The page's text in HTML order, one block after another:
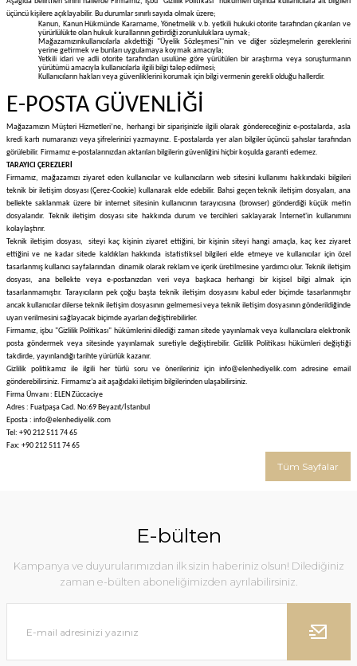
üçüncü kişilere açıklayabilir. Bu durumlar sınırlı sayıda olmak üzere;
Kanun, Kanun Hükmünde Kararname, Yönetmelik v.b. yetkili hukuki otorite tarafından çıkarılan ve
yürürlülükte olan hukuk kurallarının getirdiği zorunluluklara uymak;
Mağazamızınkullanıcılarla akdettiği "Üyelik Sözleşmesi"'nin ve diğer sözleşmelerin gereklerini
yerine getirmek ve bunları uygulamaya koymak amacıyla;
Yetkili idari ve adli otorite tarafından usulüne göre yürütülen bir araştırma veya soruşturmanın
yürütümü amacıyla kullanıcılarla ilgili bilgi talep edilmesi;
Kullanıcıların hakları veya güvenliklerini korumak için bilgi vermenin gerekli olduğu hallerdir.
E-POSTA GÜVENLİĞİ
Mağazamızın Müşteri Hizmetleri’ne, herhangi bir siparişinizle ilgili olarak göndereceğiniz e-postalarda, asla
kredi kartı numaranızı veya şifrelerinizi yazmayınız. E-postalarda yer alan bilgiler üçüncü şahıslar tarafından
görülebilir. Firmamız e-postalarınızdan aktarılan bilgilerin güvenliğini hiçbir koşulda garanti edemez.
TARAYICI ÇEREZLERİ
Firmamız, mağazamızı ziyaret eden kullanıcılar ve kullanıcıların web sitesini kullanımı hakkındaki bilgileri
teknik bir iletişim dosyası (Çerez-Cookie) kullanarak elde edebilir. Bahsi geçen teknik iletişim dosyaları, ana
bellekte saklanmak üzere bir internet sitesinin kullanıcının tarayıcısına (browser) gönderdiği küçük metin
dosyalarıdır. Teknik iletişim dosyası site hakkında durum ve tercihleri saklayarak İnternet'in kullanımını
kolaylaştırır.
Teknik iletişim dosyası, siteyi kaç kişinin ziyaret ettiğini, bir kişinin siteyi hangi amaçla, kaç kez ziyaret
ettiğini ve ne kadar sitede kaldıkları hakkında istatistiksel bilgileri elde etmeye ve kullanıcılar için özel
tasarlanmış kullanıcı sayfalarından dinamik olarak reklam ve içerik üretilmesine yardımcı olur. Teknik iletişim
dosyası, ana bellekte veya e-postanızdan veri veya başkaca herhangi bir kişisel bilgi almak için
tasarlanmamıştır. Tarayıcıların pek çoğu başta teknik iletişim dosyasını kabul eder biçimde tasarlanmıştır
ancak kullanıcılar dilerse teknik iletişim dosyasının gelmemesi veya teknik iletişim dosyasının gönderildiğinde
uyarı verilmesini sağlayacak biçimde ayarları değiştirebilirler.
Firmamız, işbu "Gizlilik Politikası" hükümlerini dilediği zaman sitede yayınlamak veya kullanıcılara elektronik
posta göndermek veya sitesinde yayınlamak suretiyle değiştirebilir. Gizlilik Politikası hükümleri değiştiği
takdirde, yayınlandığı tarihte yürürlük kazanır.
Gizlilik politikamız ile ilgili her türlü soru ve önerileriniz için info@elenhediyelik.com adresine email
gönderebilirsiniz. Firmamız’a ait aşağıdaki iletişim bilgilerinden ulaşabilirsiniz.
Firma Ünvanı : ELEN Züccaciye
Adres : Fuatpaşa Cad. No:69 Beyazıt/İstanbul
Eposta : info@elenhediyelik.com
Tel: +90 212 511 74 65
Fax: +90 212 511 74 65
Tüm Sayfalar
E-bülten
Kampanya ve duyurularımızdan ilk sizin haberiniz olsun! Dilediğiniz
zaman e-bülten aboneliğimizden ayrılabilirsiniz.